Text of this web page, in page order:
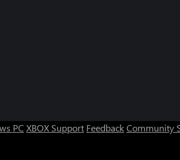
PC XBOX Support FeedbackCommunity